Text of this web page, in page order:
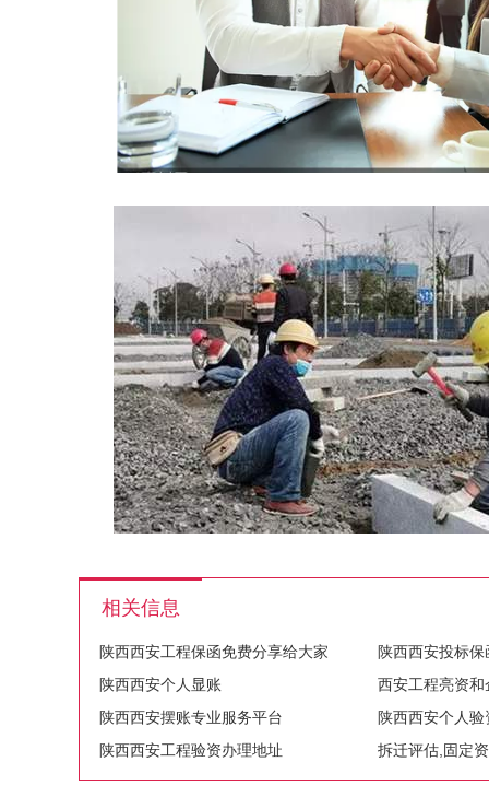
相关信息
陕西西安工程保函免费分享给大家
陕西西安投标
陕西西安个人显账
西安工程亮资
陕西西安摆账专业服务平台
陕西西安个人
陕西西安工程验资办理地址
拆迁评估,固定